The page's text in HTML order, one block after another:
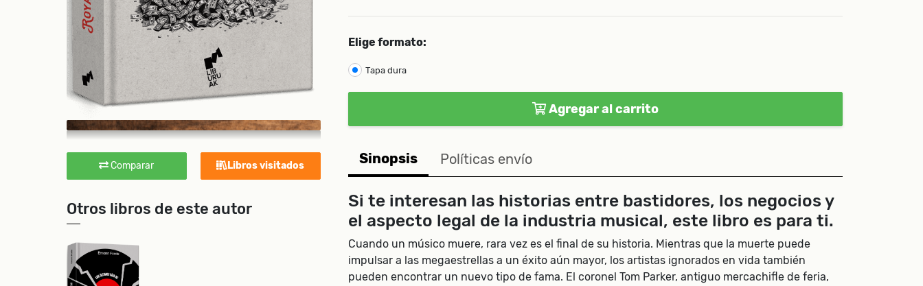
Elige formato:
Tapa dura
Agregar al carrito
Comparar Libros visitados
Otros libros de este autor
Sinopsis Políticas envío
Si te interesan las historias entre bastidores, los negocios y
el aspecto legal de la industria musical, este libro es para ti.
Cuando un músico muere, rara vez es el final de su historia. Mientras que la muerte puede
impulsar a las megaestrellas a un éxito aún mayor, los artistas ignorados en vida también
pueden encontrar un nuevo tipo de fama. El coronel Tom Parker, antiguo mercachifle de feria,